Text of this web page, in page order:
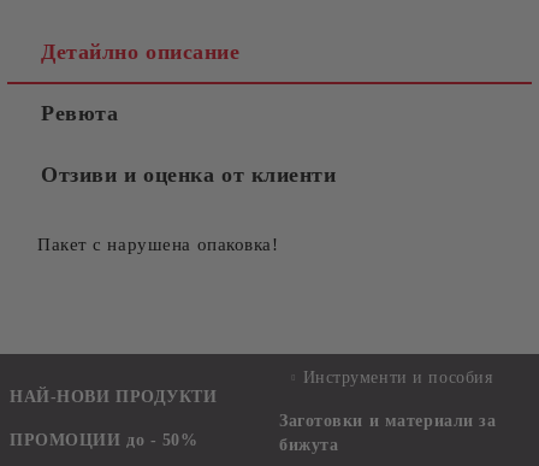
Детайлно описание
Ревюта
Отзиви и оценка от клиенти
Пакет с нарушена опаковка!
НАЙ-НОВИ ПРОДУКТИ
ПРОМОЦИИ до - 50%
Инструменти и пособия
Заготовки и материали за
бижута